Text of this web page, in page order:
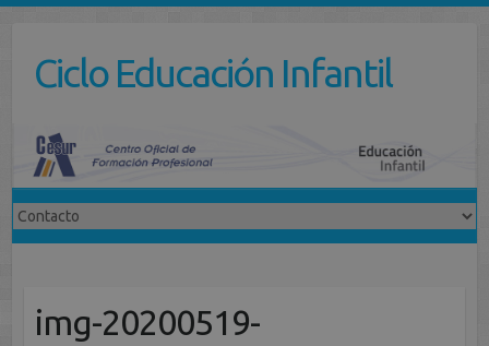
contenidoCiclo Educación Infantil
img-20200519-